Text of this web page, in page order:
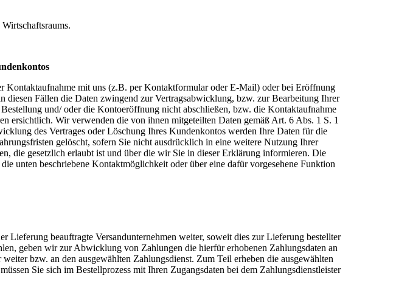
Kontaktaufnahme mit uns (z.B. per Kontaktformular oder E-Mail) oder bei Eröffnung
Fällen die Daten zwingend zur Vertragsabwicklung, bzw. zur Bearbeitung Ihrer
und/ oder die Kontoeröffnung nicht abschließen, bzw. die Kontaktaufnahme
ersichtlich. Wir verwenden die von ihnen mitgeteilten Daten gemäß Art. 6 Abs. 1 S. 1
des Vertrages oder Löschung Ihres Kundenkontos werden Ihre Daten für die
gelöscht, sofern Sie nicht ausdrücklich in eine weitere Nutzung Ihrer
die gesetzlich erlaubt ist und über die wir Sie in dieser Erklärung informieren. Die
unten beschriebene Kontaktmöglichkeit oder über eine dafür vorgesehene Funktion
beauftragte Versandunternehmen weiter, soweit dies zur Lieferung bestellter
geben wir zur Abwicklung von Zahlungen die hierfür erhobenen Zahlungsdaten an
bzw. an den ausgewählten Zahlungsdienst. Zum Teil erheben die ausgewählten
Sie sich im Bestellprozess mit Ihren Zugangsdaten bei dem Zahlungsdienstleister